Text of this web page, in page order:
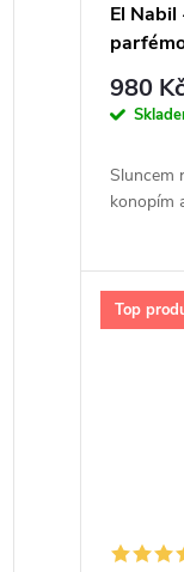
u
k
El
980
Sluncem
konopím
Top